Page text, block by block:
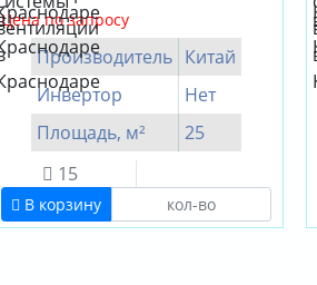
Цена по запросу
Производитель Китай
Инвертор
Нет
Площадь, м²
25
15
В корзину